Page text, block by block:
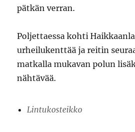
pätkän verran.
Poljettaessa kohti
urheilukenttää ja reitin
matkalla mukavan polun
nähtävää.
Lintukosteikko